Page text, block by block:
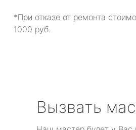
*При отказе от ремонта
1000 руб.
Вызвать